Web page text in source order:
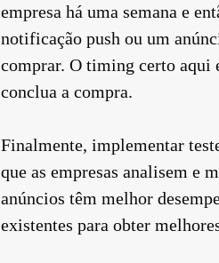
empresa há uma semana e
notificação push ou um
comprar. O timing certo aqui
conclua a compra.
Finalmente, implementar
que as empresas analisem e
anúncios têm melhor
existentes para obter